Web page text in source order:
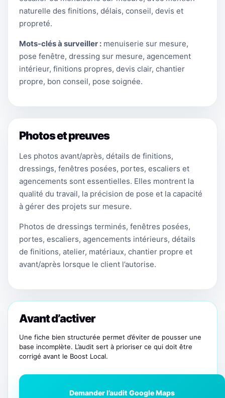
naturelle des finitions, délais, conseil, devis et
propreté.
Mots-clés à surveiller : menuiserie sur mesure,
pose fenêtre, dressing sur mesure, agencement
intérieur, finitions propres, devis clair, chantier
propre, bon conseil, pose soignée.
Photos et preuves
Les photos avant/après, détails de finitions,
dressings, fenêtres posées, portes, escaliers et
agencements sont essentielles. Elles montrent la
qualité du travail, la précision de pose et la capacité
à gérer des projets sur mesure.
Photos de dressings terminés, fenêtres posées,
portes, escaliers, agencements intérieurs, détails
de finitions, atelier, matériaux, chantier propre et
avant/après lorsque le client l’autorise.
Avant d’activer
Une fiche bien structurée permet d’éviter de pousser une
base incomplète. L’audit sert à prioriser ce qui doit être
corrigé avant le Boost Local.
Demander l’audit Google Maps